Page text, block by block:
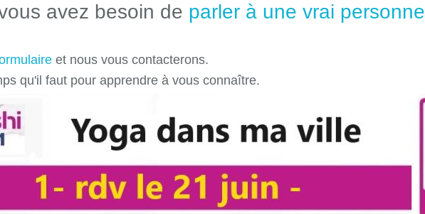
avez besoin de parler à une vrai personne
et nous vous contacterons.
qu'il faut pour apprendre à vous connaître.